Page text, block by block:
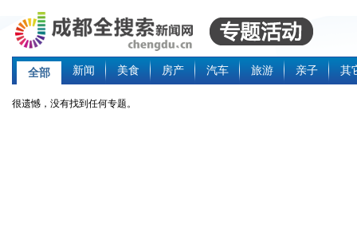
全部 新闻 美食 房产 汽车 旅游 亲子 其
很遗憾，没有找到任何专题。